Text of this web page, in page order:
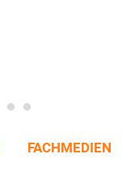
FACHMEDIEN